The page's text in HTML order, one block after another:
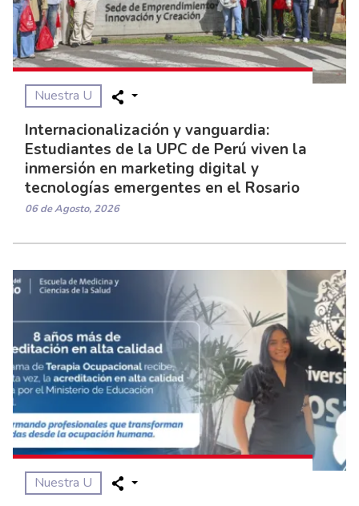
Nuestra U
Internacionalización y vanguardia:
Estudiantes de la UPC de Perú viven la
inmersión en marketing digital y
tecnologías emergentes en el Rosario
06 de Agosto, 2026
Nuestra U